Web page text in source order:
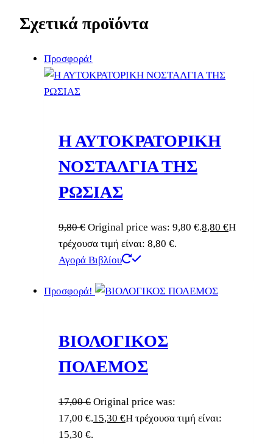
Σχετικά προϊόντα
Προσφορά!
Η ΑΥΤΟΚΡΑΤΟΡΙΚΗ
ΝΟΣΤΑΛΓΙΑ ΤΗΣ
ΡΩΣΙΑΣ
9,80€ Original price was: 9,80 €.8,80 €Η
τρέχουσα τιμή είναι: 8,80 €.
Αγορά Βιβλίου
Προσφορά!
ΒΙΟΛΟΓΙΚΟΣ
ΠΟΛΕΜΟΣ
17,00€ Original price was:
17,00 €.15,30 €Η τρέχουσα τιμή είναι:
15,30 €.